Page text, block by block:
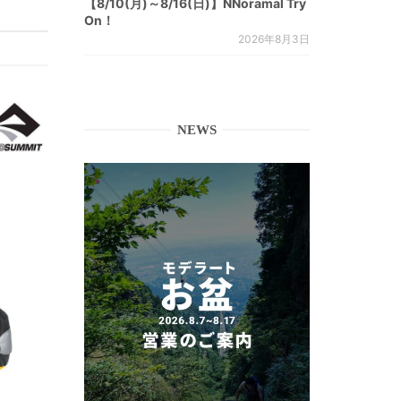
【8/10(月)～8/16(日)】NNoramal Try
On！
2026年8月3日
NEWS